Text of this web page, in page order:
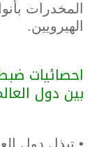
الهيرويين.
احصائيات
بين دول
• تبذل دول